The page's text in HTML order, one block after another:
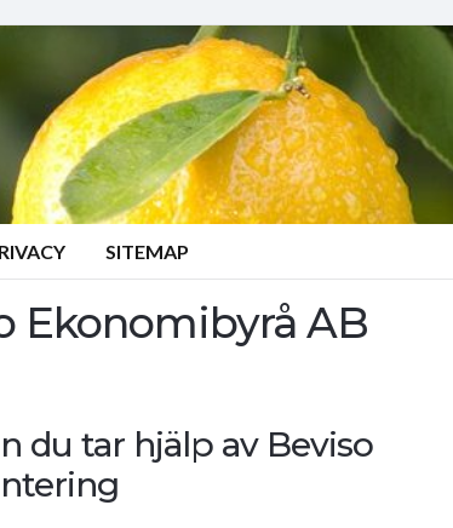
SITEMAP
Ekonomibyrå AB
du tar hjälp av Beviso